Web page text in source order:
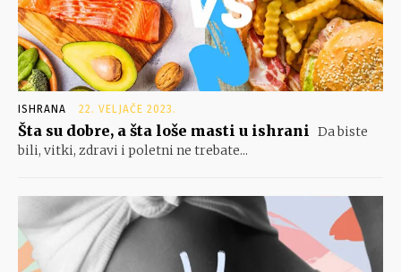
ISHRANA 22. VELJAČE 2023.
Šta su dobre, a šta loše masti u ishrani Da biste
bili, vitki, zdravi i poletni ne trebate...